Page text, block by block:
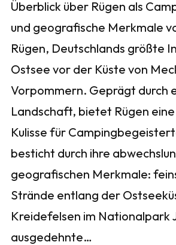
Überblick über Rügen als
und geografische Merkmale
Rügen, Deutschlands größte
Ostsee vor der Küste von
Vorpommern. Geprägt durch
Landschaft, bietet Rügen
Kulisse für
besticht durch ihre
geografischen Merkmale:
Strände entlang der
Kreidefelsen im Nationalpark
ausgedehnte…